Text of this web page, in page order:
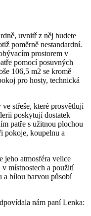
uvnitř z něj budete
poměrně nestandardní.
prostorem v
pomocí posuvných
106,5 m2 se kromě
pro hosty, technická
střeše, které prosvětlují
poskytují dostatek
patře s užitnou plochou
pokoje, koupelnu a
jeho atmosféra velice
místnostech a použití
a bílou barvou působí
nám paní Lenka: